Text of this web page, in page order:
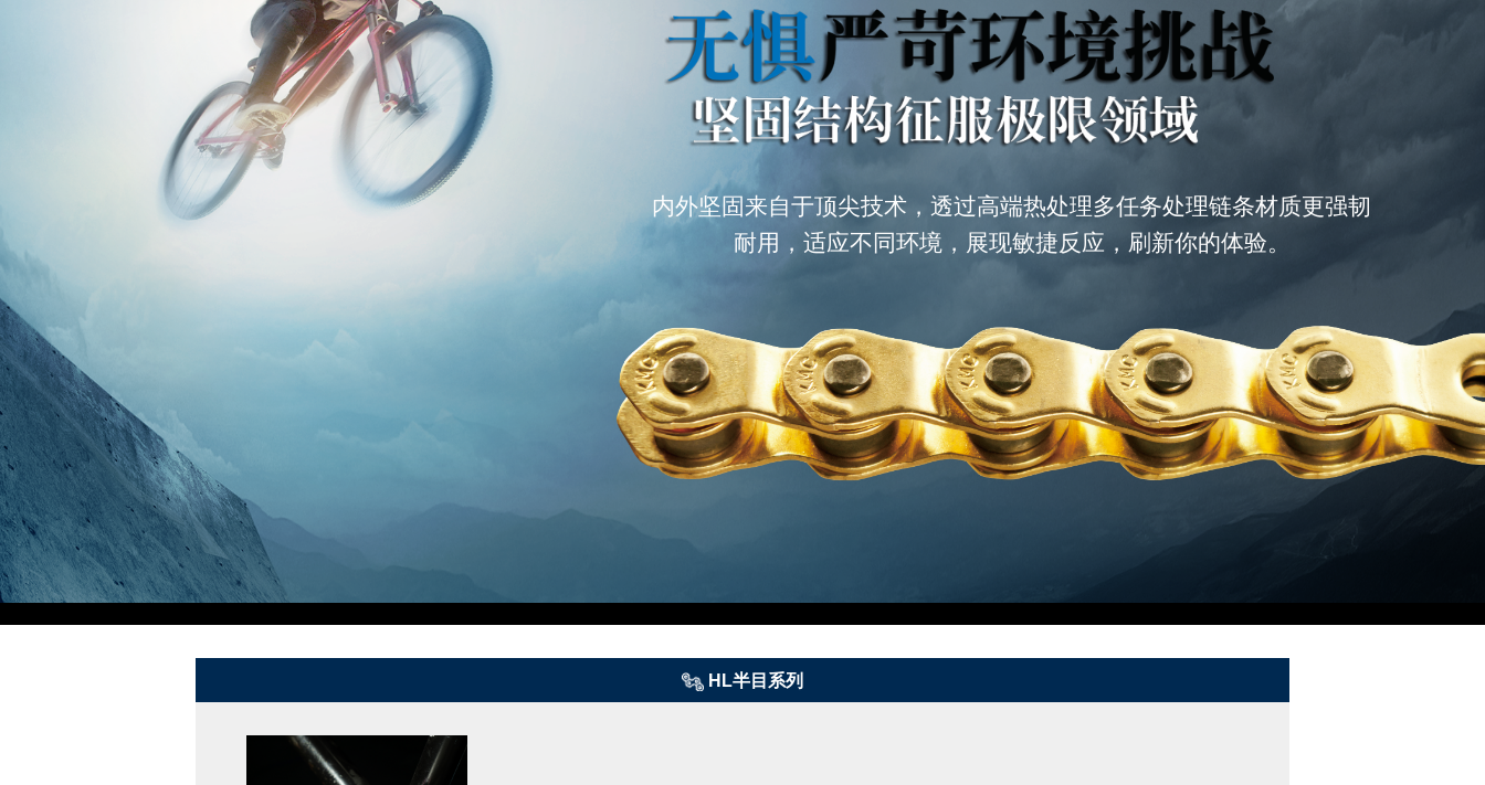
内外坚固来自于顶尖技术，透过高端热处理多任务处理链条材质更强韧
耐用，适应不同环境，展现敏捷反应，刷新你的体验。
HL半目系列